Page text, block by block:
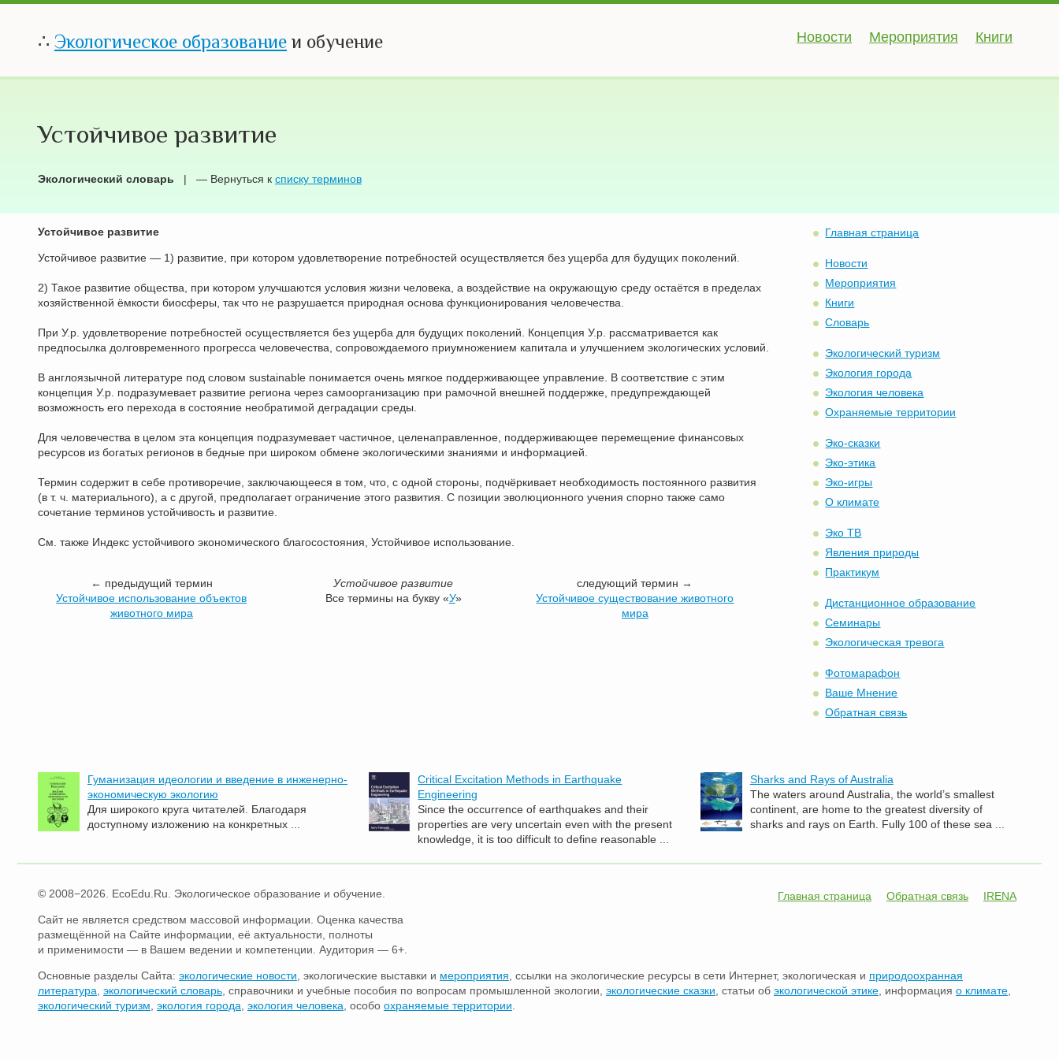
∴ Экологическое образование и обучение Новости Мероприятия Книги
Устойчивое развитие
Экологический словарь | — Вернуться к списку терминов
Устойчивое развитие
Устойчивое развитие — 1) развитие, при котором удовлетворение потребностей осуществляется без ущерба для будущих поколений.
2) Такое развитие общества, при котором улучшаются условия жизни человека, а воздействие на окружающую среду остаётся в пределах
хозяйственной ёмкости биосферы, так что не разрушается природная основа функционирования человечества.
При У.р. удовлетворение потребностей осуществляется без ущерба для будущих поколений. Концепция У.р. рассматривается как
предпосылка долговременного прогресса человечества, сопровождаемого приумножением капитала и улучшением экологических условий.
В англоязычной литературе под словом sustainable понимается очень мягкое поддерживающее управление. В соответствие с этим
концепция У.р. подразумевает развитие региона через самоорганизацию при рамочной внешней поддержке, предупреждающей
возможность его перехода в состояние необратимой деградации среды.
Для человечества в целом эта концепция подразумевает частичное, целенаправленное, поддерживающее перемещение финансовых
ресурсов из богатых регионов в бедные при широком обмене экологическими знаниями и информацией.
Термин содержит в себе противоречие, заключающееся в том, что, с одной стороны, подчёркивает необходимость постоянного развития
(в т. ч. материального), а с другой, предполагает ограничение этого развития. С позиции эволюционного учения спорно также само
сочетание терминов устойчивость и развитие.
См. также Индекс устойчивого экономического благосостояния, Устойчивое использование.
← предыдущий термин
Устойчивое использование объектов
животного мира
Устойчивое развитие
Все термины на букву «У»
следующий термин →
Устойчивое существование животного
мира
Главная страница
Новости
Мероприятия
Книги
Словарь
Экологический туризм
Экология города
Экология человека
Охраняемые территории
Эко-сказки
Эко-этика
Эко-игры
О климате
Эко ТВ
Явления природы
Практикум
Дистанционное образование
Семинары
Экологическая тревога
Фотомарафон
Ваше Мнение
Обратная связь
Гуманизация идеологии и введение в инженерно-
экономическую экологию
Для широкого круга читателей. Благодаря
доступному изложению на конкретных ...
Critical Excitation Methods in Earthquake
Engineering
Since the occurrence of earthquakes and their
properties are very uncertain even with the present
knowledge, it is too difficult to define reasonable ...
Sharks and Rays of Australia
The waters around Australia, the world’s smallest
continent, are home to the greatest diversity of
sharks and rays on Earth. Fully 100 of these sea ...
© 2008−2026. EcoEdu.Ru. Экологическое образование и обучение.
Сайт не является средством массовой информации. Оценка качества
размещённой на Сайте информации, её актуальности, полноты
и применимости — в Вашем ведении и компетенции. Аудитория — 6+.
Главная страница Обратная связь IRENA
Основные разделы Сайта: экологические новости, экологические выставки и мероприятия, ссылки на экологические ресурсы в сети Интернет, экологическая и природоохранная
литература, экологический словарь, справочники и учебные пособия по вопросам промышленной экологии, экологические сказки, статьи об экологической этике, информация о климате,
экологический туризм, экология города, экология человека, особо охраняемые территории.